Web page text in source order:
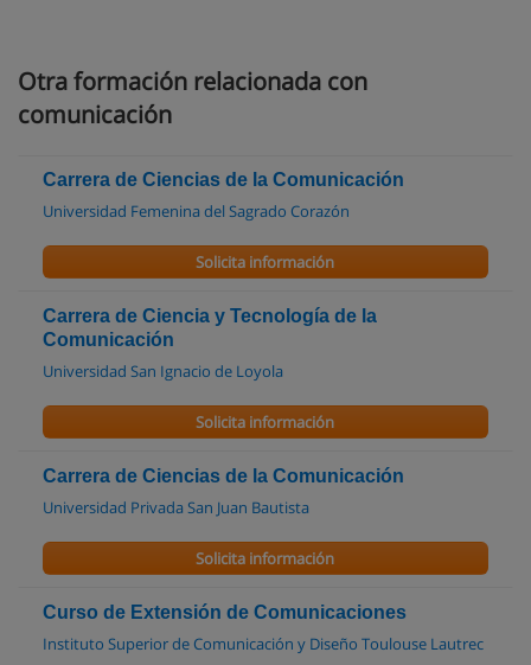
Otra formación relacionada con
comunicación
Carrera de Ciencias de la Comunicación
Universidad Femenina del Sagrado Corazón
Solicita información
Carrera de Ciencia y Tecnología de la
Comunicación
Universidad San Ignacio de Loyola
Solicita información
Carrera de Ciencias de la Comunicación
Universidad Privada San Juan Bautista
Solicita información
Curso de Extensión de Comunicaciones
Instituto Superior de Comunicación y Diseño Toulouse Lautrec